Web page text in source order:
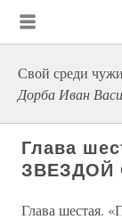
Свой среди
Дорба Иван
Глава
ЗВЕЗДОЙ
Глава